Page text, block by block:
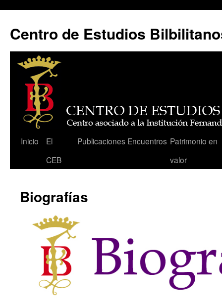
Centro de Estudios
Saltar
Inicio
El
CEB
Publicaciones Encuentros Patrimonio en
valor
Biografías